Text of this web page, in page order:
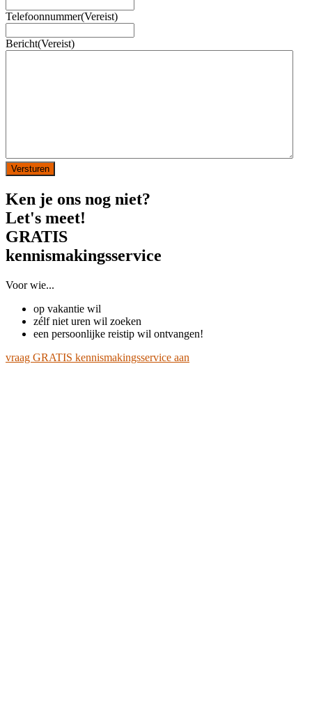
Telefoonnummer(Vereist)
Bericht(Vereist)
Ken je ons nog niet?
Let's meet!
GRATIS
kennismakingsservice
Voor wie...
op vakantie wil
zélf niet uren wil zoeken
een persoonlijke reistip wil ontvangen!
vraag GRATIS kennismakingsservice aan